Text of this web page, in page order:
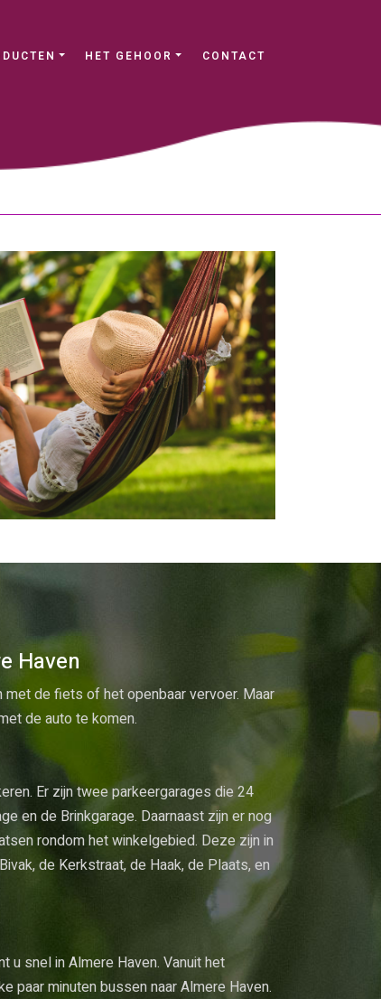
HET GEHOOR CONTACT
Haven
de fiets of het openbaar vervoer. Maar
de auto te komen.
Er zijn twee parkeergarages die 24
en de Brinkgarage. Daarnaast zijn er nog
rondom het winkelgebied. Deze zijn in
de Kerkstraat, de Haak, de Plaats, en
u snel in Almere Haven. Vanuit het
paar minuten bussen naar Almere Haven.